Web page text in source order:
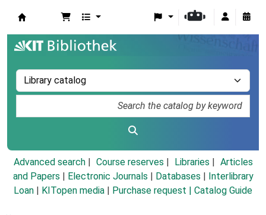
Advanced search Course reserves Libraries
Articles
and Papers
Electronic Journals Databases
Interlibrary
Loan
KITopen media Purchase request | Catalog Guide